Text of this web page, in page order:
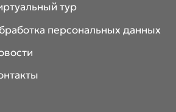
тур
персональных данных